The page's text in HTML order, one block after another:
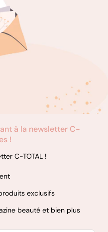
à la newsletter C-
!
C-TOTAL !
exclusifs
beauté et bien plus